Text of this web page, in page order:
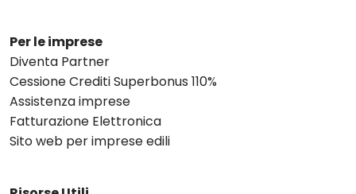
Per le imprese
Diventa Partner
Cessione Crediti Superbonus 110%
Assistenza imprese
Fatturazione Elettronica
Sito web per imprese edili